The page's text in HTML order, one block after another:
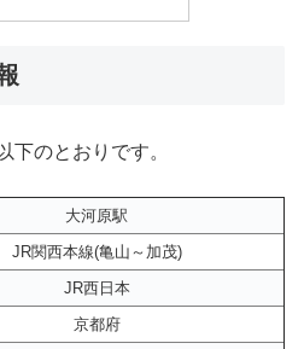
下のとおりです。
大河原駅
JR関西本線(亀山～加茂)
JR西日本
京都府